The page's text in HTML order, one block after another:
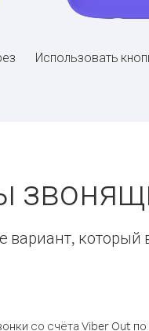
Использовать
вариант, который
со счёта Viber Out